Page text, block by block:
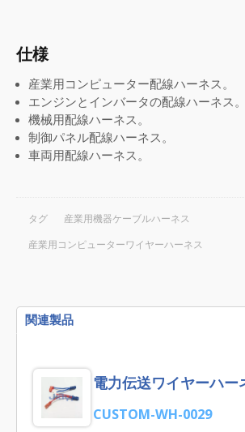
仕様
産業用コンピューター配線ハーネス。
エンジンとインバータの配線ハーネス。
機械用配線ハーネス。
制御パネル配線ハーネス。
車両用配線ハーネス。
タグ 産業用機器ケーブルハーネス
産業用コンピューターワイヤーハーネス
関連製品
電力伝送ワイヤーハー
CUSTOM-WH-0029